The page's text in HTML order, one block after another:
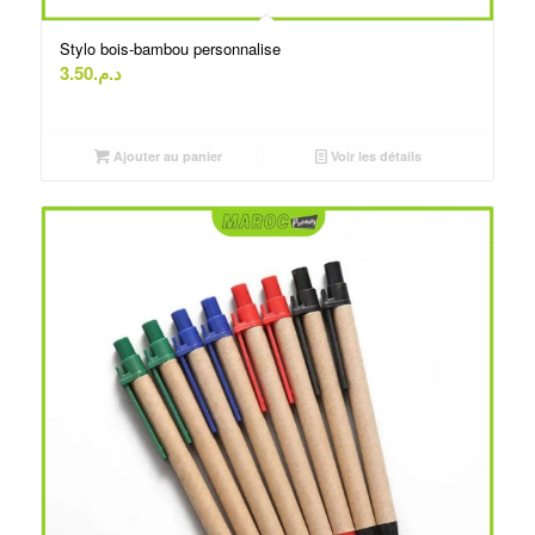
Stylo bois-bambou personnalise
د.م.3.50
Ajouter au panier Voir les détails